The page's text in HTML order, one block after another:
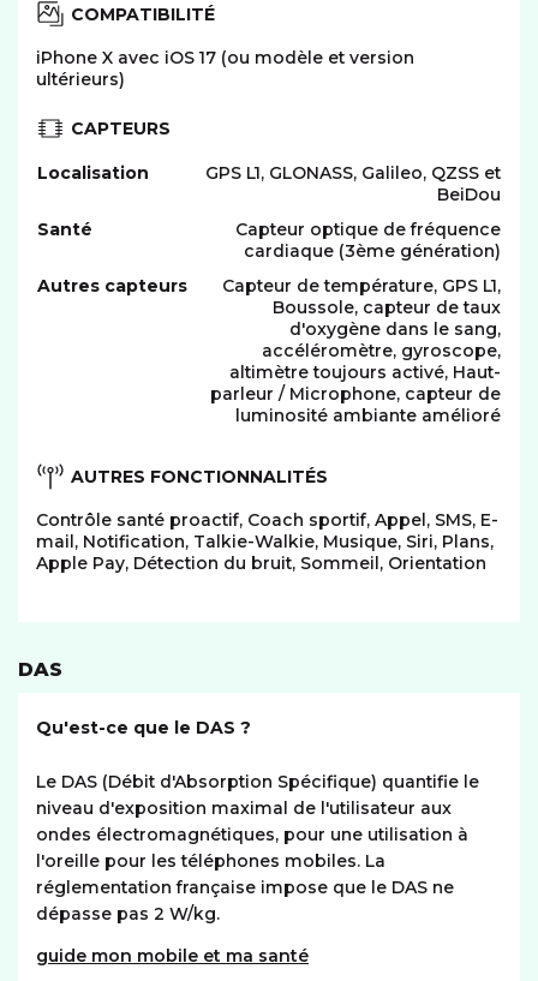
COMPATIBILITÉ
iPhone X avec iOS 17 (ou modèle et version
ultérieurs)
CAPTEURS
Localisation
GPS L1, GLONASS, Galileo, QZSS et
BeiDou
Santé
Capteur optique de fréquence
cardiaque (3ème génération)
Autres capteurs
Capteur de température, GPS L1,
Boussole, capteur de taux
d'oxygène dans le sang,
accéléromètre, gyroscope,
altimètre toujours activé, Haut-
parleur / Microphone, capteur de
luminosité ambiante amélioré
AUTRES FONCTIONNALITÉS
Contrôle santé proactif, Coach sportif, Appel, SMS, E-
mail, Notification, Talkie-Walkie, Musique, Siri, Plans,
Apple Pay, Détection du bruit, Sommeil, Orientation
DAS
Qu'est-ce que le DAS ?
Le DAS (Débit d'Absorption Spécifique) quantifie le
niveau d'exposition maximal de l'utilisateur aux
ondes électromagnétiques, pour une utilisation à
l'oreille pour les téléphones mobiles. La
réglementation française impose que le DAS ne
dépasse pas 2 W/kg.
guide mon mobile et ma santé